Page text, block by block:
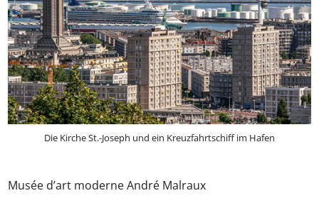
Die Kirche St.-Joseph und ein Kreuzfahrtschiff im Hafen
Musée d’art moderne André Malraux